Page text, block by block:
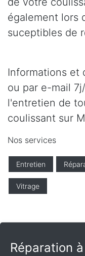
également lors
suceptibles de
Informations et
ou par e-mail
l'entretien de
coulissant sur
Nos services
Entretien
Vitrage
Réparation